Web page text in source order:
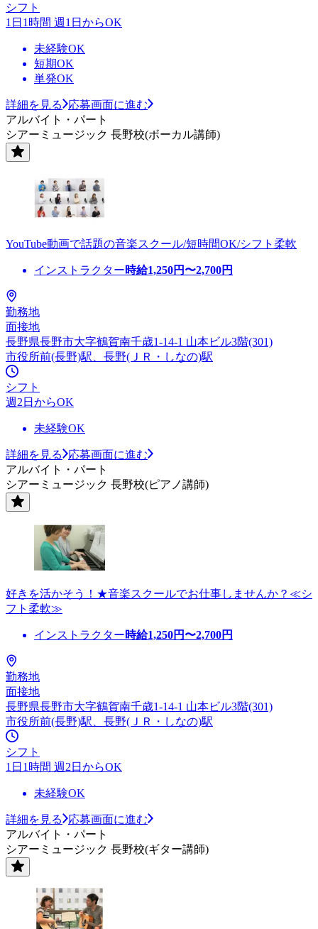
シフト
1日1時間 週1日からOK
未経験OK
短期OK
単発OK
詳細を見る
応募画面に進む
アルバイト・パート
シアーミュージック 長野校(ボーカル講師)
YouTube動画で話題の音楽スクール/短時間OK/シフト柔軟
インストラクター時給1,250円〜2,700円
勤務地
面接地
長野県長野市大字鶴賀南千歳1-14-1 山本ビル3階(301)
市役所前(長野)駅、長野(ＪＲ・しなの)駅
シフト
週2日からOK
未経験OK
詳細を見る
応募画面に進む
アルバイト・パート
シアーミュージック 長野校(ピアノ講師)
好きを活かそう！★音楽スクールでお仕事しませんか？≪シ
フト柔軟≫
インストラクター時給1,250円〜2,700円
勤務地
面接地
長野県長野市大字鶴賀南千歳1-14-1 山本ビル3階(301)
市役所前(長野)駅、長野(ＪＲ・しなの)駅
シフト
1日1時間 週2日からOK
未経験OK
詳細を見る
応募画面に進む
アルバイト・パート
シアーミュージック 長野校(ギター講師)